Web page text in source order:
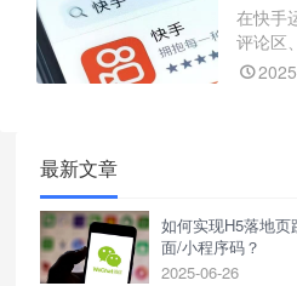
在快手
评论区
程序任
最新文章
如何实现H5落地
面/小程序码？
2025-06-26